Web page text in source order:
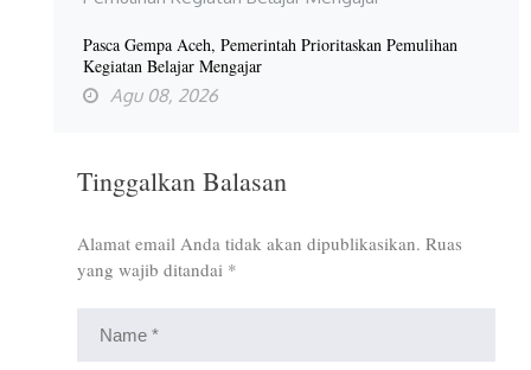
Pasca Gempa Aceh, Pemerintah Prioritaskan Pemulihan
Kegiatan Belajar Mengajar
Agu 08, 2026
Tinggalkan Balasan
Alamat email Anda tidak akan dipublikasikan. Ruas
yang wajib ditandai *